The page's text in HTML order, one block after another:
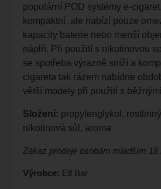
populární POD systémy e-
kompaktní, ale nabízí pouze
kapacity baterie nebo menší
náplň. Při použití s nikotinovou
se spotřeba výrazně sníží a
cigareta tak rázem nabídne
větší modely při použití s
Složení: propylenglykol,
nikotinová sůl, aroma
Zákaz prodeje osobám mladším 18
Výrobce: Elf Bar